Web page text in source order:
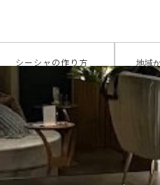
シーシャの作り方 地域
糸町店（シーシャカフェアンドバー